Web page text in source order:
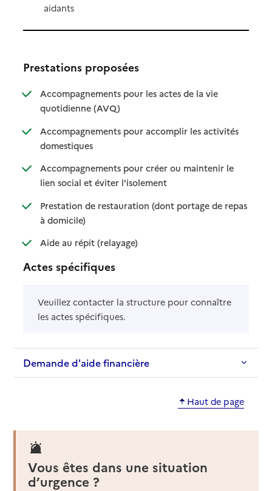
aidants
Prestations proposées
Accompagnements pour les actes de la vie
quotidienne (AVQ): disponible
: non disponible
Accompagnements pour accomplir les activités
domestiques: disponible
: non disponible
Accompagnements pour créer ou maintenir le
lien social et éviter l'isolement: disponible
: non disponible
Prestation de restauration (dont portage de repas
à domicile): disponible
: non disponible
Aide au répit (relayage): disponible
: non disponible
Actes spécifiques
Veuillez contacter la structure pour connaître
les actes spécifiques.
Demande d'aide financière
Haut de page
Vous êtes dans une situation
d’urgence ?